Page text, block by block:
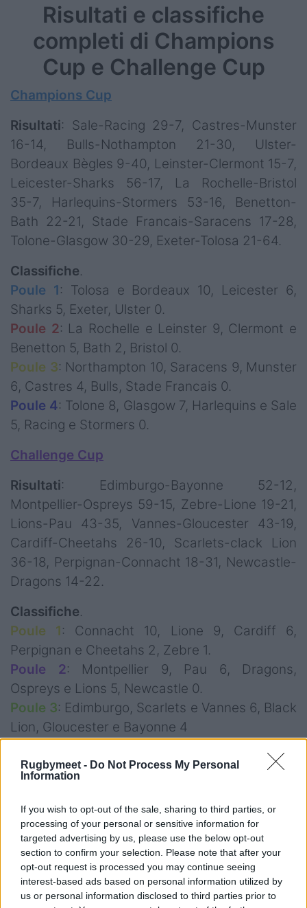
Rugbymeet - Do Not Process My Personal
Information
If you wish to opt-out of the sale, sharing to third parties, or
processing of your personal or sensitive information for
targeted advertising by us, please use the below opt-out
section to confirm your selection. Please note that after your
opt-out request is processed you may continue seeing
interest-based ads based on personal information utilized by
us or personal information disclosed to third parties prior to
Risultati e classifiche
completi di Champions
Cup e Challenge Cup
Champions Cup
Risultati: Sale-Racing 29-7, Castres-Munster
16-14, Bulls-Nothampton 21-30, Ulster-
Bordeaux Bègles 9-40, Leinster-Clermont 15-7,
Leicester-Sharks 56-17, La Rochelle-Bristol
35-7, Harlequins-Stormers 53-16, Benetton-
Bath 22-21, Stade Francais-Saracens 17-28,
Tolone-Glasgow 30-29, Exeter-Tolosa 21-64.
Classifiche.
Poule 1: Tolosa e Bordeaux 10, Leicester 6,
Sharks 5, Exeter, Ulster 0.
Poule 2: La Rochelle e Leinster 9, Clermont e
Benetton 5, Bath 2, Bristol 0.
Poule 3: Northampton 10, Saracens 9, Munster
6, Castres 4, Bulls, Stade Francais 0.
Poule 4: Tolone 8, Glasgow 7, Harlequins e Sale
5, Racing e Stormers 0.
Challenge Cup
Risultati: Edimburgo-Bayonne 52-12,
Montpellier-Ospreys 59-15, Zebre-Lione 19-21,
Lions-Pau 43-35, Vannes-Gloucester 43-19,
Cardiff-Cheetahs 26-10, Scarlets-clack Lion
36-18, Perpignan-Connacht 18-31, Newcastle-
Dragons 14-22.
Classifiche.
Poule 1: Connacht 10, Lione 9, Cardiff 6,
Perpignan e Cheetahs 2, Zebre 1.
Poule 2: Montpellier 9, Pau 6, Dragons,
Ospreys e Lions 5, Newcastle 0.
Poule 3: Edimburgo, Scarlets e Vannes 6, Black
Lion, Gloucester e Bayonne 4